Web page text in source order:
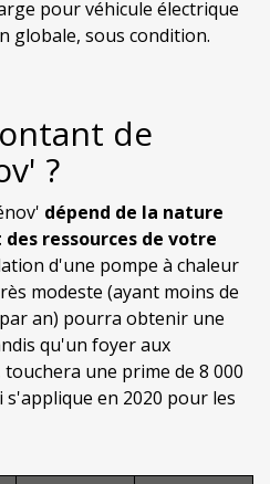
pour véhicule électrique
globale, sous condition.
de
?
dépend de la nature
ressources de votre
d'une pompe à chaleur
modeste (ayant moins de
an) pourra obtenir une
qu'un foyer aux
une prime de 8 000
s'applique en 2020 pour les